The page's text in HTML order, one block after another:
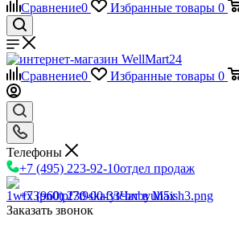
Сравнение0 Избранные товары 0
Сравнение0 Избранные товары 0
Телефоны
+7 (495) 223-92-10отдел продаж
+7 (960) 230-00-33Чат в Max
Заказать звонок